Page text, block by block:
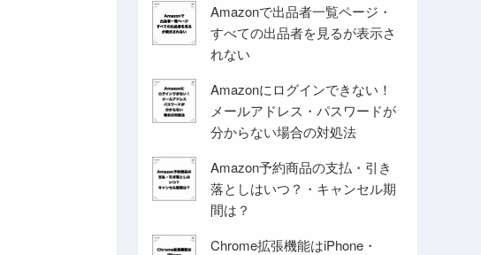
Amazonで出品者一覧ページ・
すべての出品者を見るが表示さ
れない
Amazonにログインできない！
メールアドレス・パスワードが
分からない場合の対処法
Amazon予約商品の支払・引き
落としはいつ？・キャンセル期
間は？
Chrome拡張機能はiPhone・